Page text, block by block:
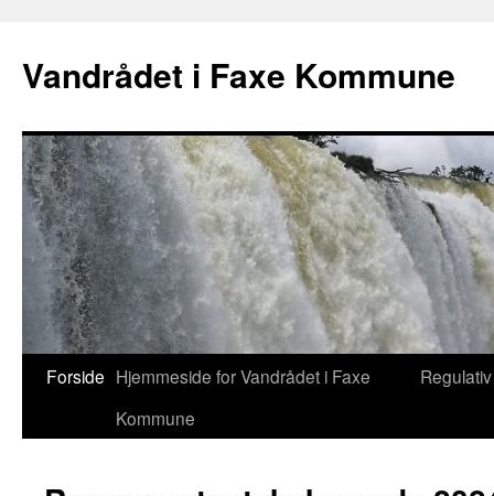
indhold
Vandrådet i Faxe Kommune
Forside Hjemmeside for Vandrådet i Faxe
Kommune
Regulativ